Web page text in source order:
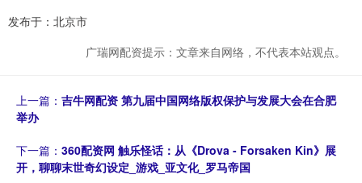
发布于：北京市
广瑞网配资提示：文章来自网络，不代表本站观点。
上一篇： 吉牛网配资 第九届中国网络版权保护与发展大会在合肥
举办
下一篇： 360配资网 触乐怪话：从《Drova - Forsaken Kin》展
开，聊聊末世奇幻设定_游戏_亚文化_罗马帝国